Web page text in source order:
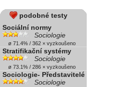
podobné testy
Sociální normy
Sociologie
ø 71.4% / 362 × vyzkoušeno
Stratifikační systémy
Sociologie
ø 73.1% / 286 × vyzkoušeno
Sociologie- Představitelé
Sociologie